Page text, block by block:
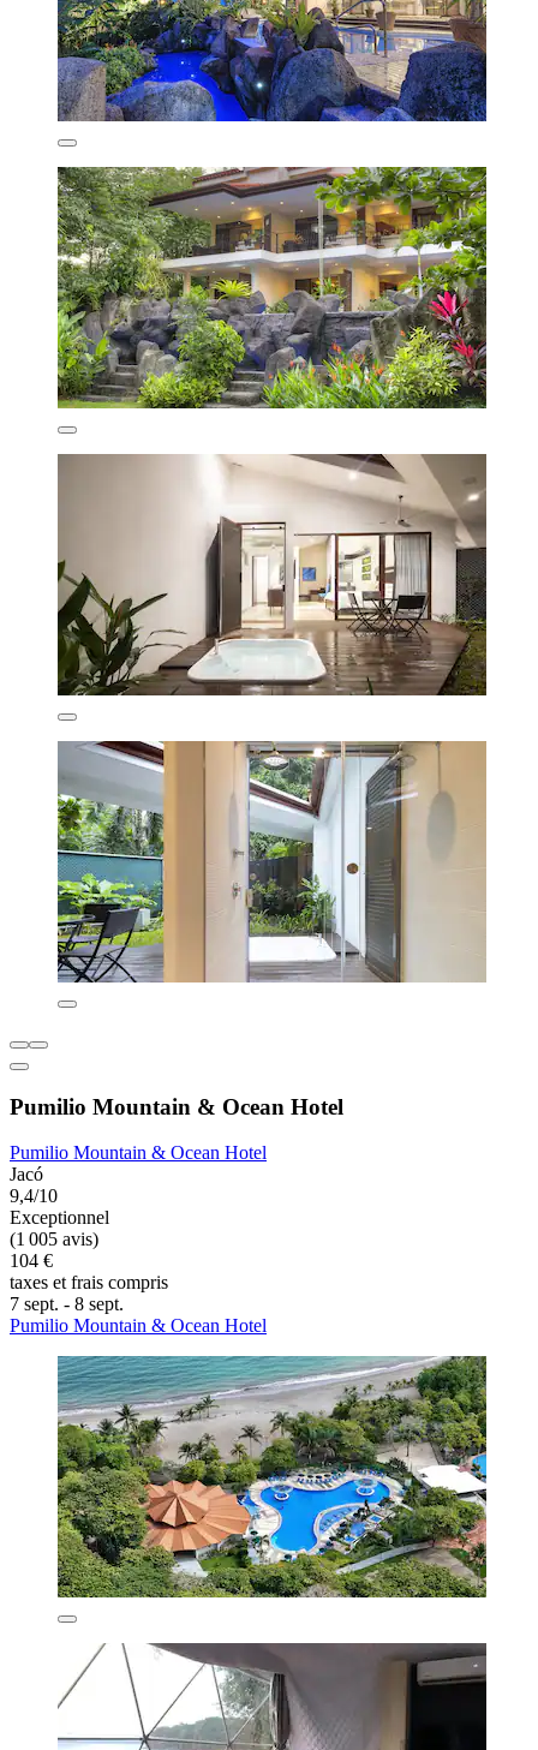
Pumilio Mountain & Ocean Hotel
Pumilio Mountain & Ocean Hotel
Jacó
9,4/10
Exceptionnel
(1 005 avis)
104 €
taxes et frais compris
7 sept. - 8 sept.
Pumilio Mountain & Ocean Hotel